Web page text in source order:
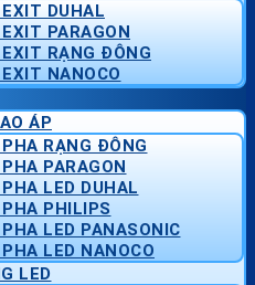
DUHAL
PARAGON
RẠNG ĐÔNG
NANOCO
ÁP
RẠNG ĐÔNG
PARAGON
LED DUHAL
PHILIPS
LED PANASONIC
LED NANOCO
LED